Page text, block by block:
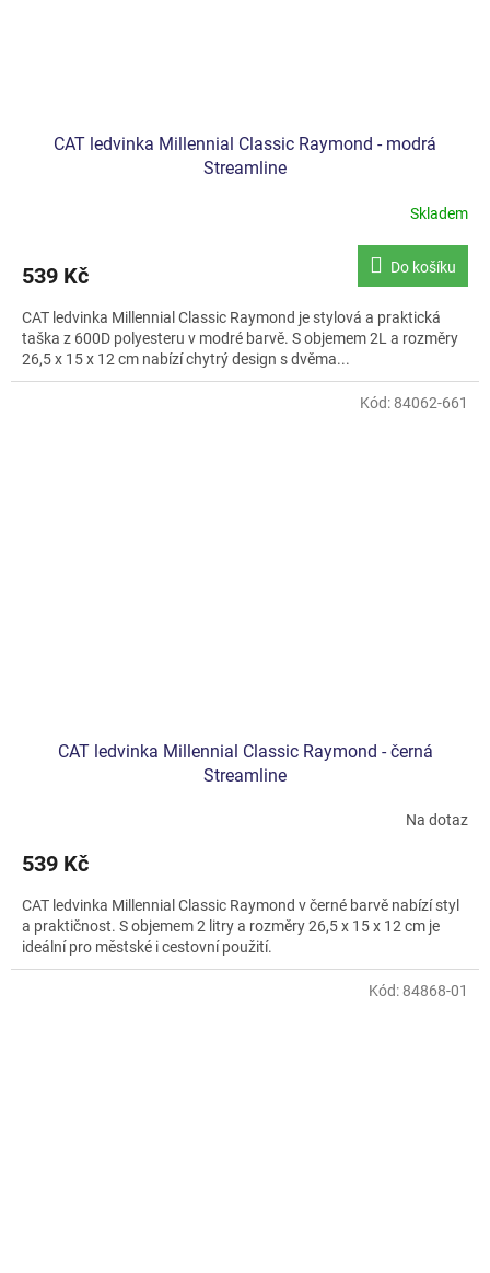
CAT ledvinka Millennial Classic Raymond - modrá
Streamline
Skladem
539 Kč Do košíku
CAT ledvinka Millennial Classic Raymond je stylová a praktická
taška z 600D polyesteru v modré barvě. S objemem 2L a rozměry
26,5 x 15 x 12 cm nabízí chytrý design s dvěma...
CAT ledvinka Millennial Classic Raymond - černá
Streamline
Na dotaz
539 Kč
CAT ledvinka Millennial Classic Raymond v černé barvě nabízí styl
a praktičnost. S objemem 2 litry a rozměry 26,5 x 15 x 12 cm je
ideální pro městské i cestovní použití.
Kód: 84062-661
Kód: 84868-01